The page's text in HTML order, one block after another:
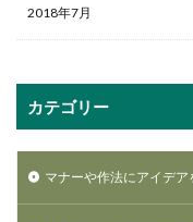
2018年7月
カテゴリー
マナーや作法にアイデア